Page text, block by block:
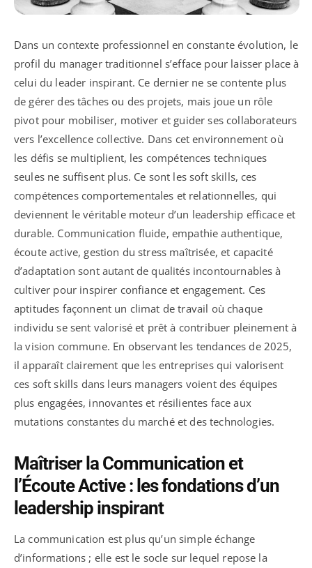
Dans un contexte professionnel en constante évolution, le
profil du manager traditionnel s’efface pour laisser place à
celui du leader inspirant. Ce dernier ne se contente plus
de gérer des tâches ou des projets, mais joue un rôle
pivot pour mobiliser, motiver et guider ses collaborateurs
vers l’excellence collective. Dans cet environnement où
les défis se multiplient, les compétences techniques
seules ne suffisent plus. Ce sont les soft skills, ces
compétences comportementales et relationnelles, qui
deviennent le véritable moteur d’un leadership efficace et
durable. Communication fluide, empathie authentique,
écoute active, gestion du stress maîtrisée, et capacité
d’adaptation sont autant de qualités incontournables à
cultiver pour inspirer confiance et engagement. Ces
aptitudes façonnent un climat de travail où chaque
individu se sent valorisé et prêt à contribuer pleinement à
la vision commune. En observant les tendances de 2025,
il apparaît clairement que les entreprises qui valorisent
ces soft skills dans leurs managers voient des équipes
plus engagées, innovantes et résilientes face aux
mutations constantes du marché et des technologies.
Maîtriser la Communication et
l’Écoute Active : les fondations d’un
leadership inspirant
La communication est plus qu’un simple échange
d’informations ; elle est le socle sur lequel repose la